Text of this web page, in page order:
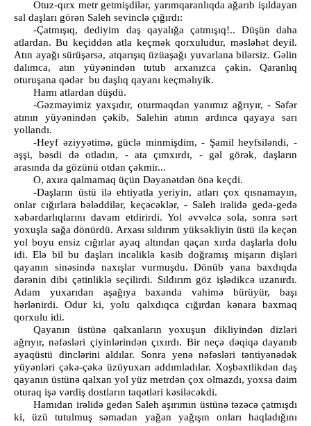
Otuz-qırx metr getmişdilər, yarımqaranlıqda ağarıb işıldayan
sal daşları görən Saleh sevinclə çığırdı:
-Çatmışıq, dediyim daş qayalığa çatmışıq!.. Düşün daha
atlardan. Bu keçiddən atla keçmək qorxuludur, məsləhət deyil.
Atın ayağı sürüşərsə, atqarışıq üzüaşağı yuvarlana bilərsiz. Gəlin
dalımca, atın yüyənindən tutub arxanızca çəkin. Qaranlıq
oturuşana qədər bu daşlıq qayanı keçməlıyik.
Hamı atlardan düşdü.
-Gəzməyimiz yaxşıdır, oturmaqdan yanımız ağrıyır, - Səfər
atının yüyənindən çəkib, Salehin atının ardınca qayaya sarı
yollandı.
-Heyf əziyyətimə, güclə minmişdim, - Şamil heyfsiləndi, -
əşşi, bəsdi də otladın, - ata çımxırdı, - gəl görək, daşların
arasında da gözünü otdan çəkmir...
O, axıra qalmamaq üçün Dəyanətdən önə keçdi.
-Daşların üstü ilə ehtiyatla yeriyin, atları çox qısnamayın,
onlar cığırlara bələddilər, keçəcəklər, - Saleh irəlidə gedə-gedə
xəbərdarlıqlarını davam etdirirdi. Yol əvvəlcə sola, sonra sərt
yoxuşla sağa dönürdü. Arxası sıldırım yüksəkliyin üstü ilə keçən
yol boyu ensiz cığırlar ayaq altından qaçan xırda daşlarla dolu
idi. Elə bil bu daşları incəliklə kəsib doğramış mişarın dişləri
qayanın sinəsində naxışlar vurmuşdu. Dönüb yana baxdıqda
dərənin dibi çətinliklə seçilirdi. Sıldırım göz işlədikcə uzanırdı.
Adam yuxarıdan aşağıya baxanda vahimə bürüyür, başı
hərlənirdi. Odur ki, yolu qalxdıqca cığırdan kənara baxmaq
qorxulu idi.
Qayanın üstünə qalxanların yoxuşun dikliyindən dizləri
ağrıyır, nəfəsləri çiyinlərindən çıxırdı. Bir neçə dəqiqə dayanıb
ayaqüstü dinclərini aldılar. Sonra yenə nəfəsləri təntiyənədək
yüyənləri çəkə-çəkə üzüyuxarı addımladılar. Xoşbəxtlikdən daş
qayanın üstünə qalxan yol yüz metrdən çox olmazdı, yoxsa daim
oturaq işə vərdiş dostların taqətləri kəsiləcəkdi.
Hamıdan irəlidə gedən Saleh aşırımın üstünə təzəcə çatmışdı
ki, üzü tutulmuş səmadan yağan yağışın onları haqladığını